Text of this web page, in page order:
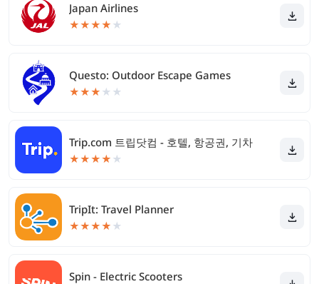
Japan Airlines
★★★★ ★
Questo: Outdoor Escape Games
★★★ ★ ★
Trip.com 트립닷컴 - 호텔, 항공권, 기차
★★★★ ★
TripIt: Travel Planner
★★★★ ★
Spin - Electric Scooters